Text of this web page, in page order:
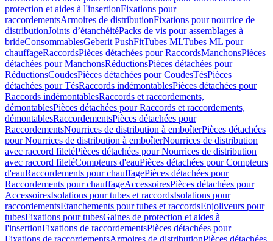
protection et aides à l'insertionFixations pour
raccordementsArmoires de distributionFixations pour nourrice de
distributionJoints d’étanchéitéPacks de vis pour assemblages à
brideConsommablesGeberit PushFitTubes MLTubes ML pour
chauffageRaccordsPièces détachées pour RaccordsManchonsPièces
détachées pour ManchonsRéductionsPièces détachées pour
RéductionsCoudesPièces détachées pour CoudesTésPièces
détachées pour TésRaccords indémontablesPièces détachées pour
Raccords indémontablesRaccords et raccordements,
démontablesPièces détachées pour Raccords et raccordements,
démontablesRaccordementsPièces détachées pour
RaccordementsNourrices de distribution à emboîterPièces détachées
pour Nourrices de distribution à emboîterNourrices de distribution
avec raccord filetéPièces détachées pour Nourrices de distribution
avec raccord filetéCompteurs d'eauPièces détachées pour Compteurs
d'eauRaccordements pour chauffagePièces détachées pour
Raccordements pour chauffageAccessoiresPièces détachées pour
AccessoiresIsolations pour tubes et raccordsIsolations pour
raccordementsEtanchements pour tubes et raccordsEnjoliveurs pour
tubesFixations pour tubesGaines de protection et aides à
l'insertionFixations de raccordementsPièces détachées pour
Fixations de raccordementsArmoires de distributionPièces détachées